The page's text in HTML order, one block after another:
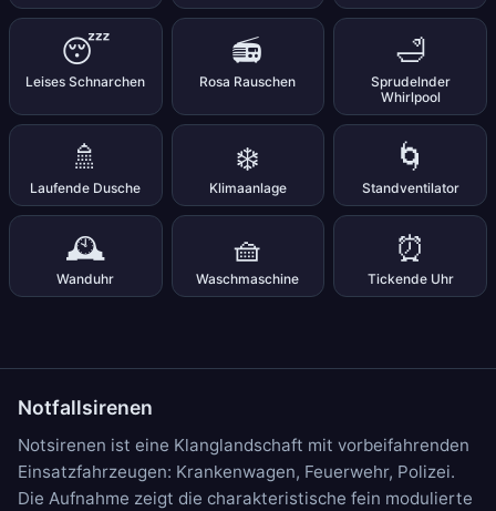
😴
Leises Schnarchen
📻
Rosa Rauschen
🛁
Sprudelnder
Whirlpool
🚿
Laufende Dusche
❄️
Klimaanlage
🌀
Standventilator
🕰️
Wanduhr
🧺
Waschmaschine
⏰
Tickende Uhr
Notfallsirenen
Notsirenen ist eine Klanglandschaft mit vorbeifahrenden
Einsatzfahrzeugen: Krankenwagen, Feuerwehr, Polizei.
Die Aufnahme zeigt die charakteristische fein modulierte